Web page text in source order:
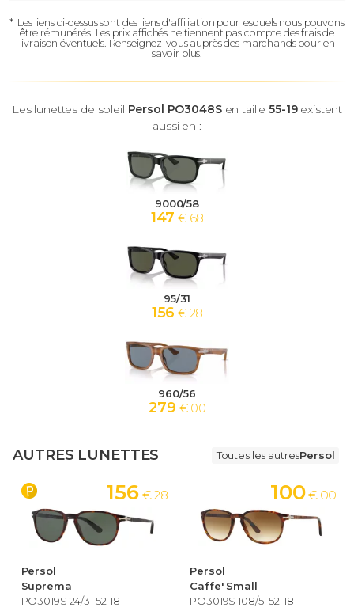
* Les liens ci-dessus sont des liens d'affiliation pour lesquels nous pouvons
être rémunérés. Les prix affichés ne tiennent pas compte des frais de
livraison éventuels. Renseignez-vous auprès des marchands pour en
savoir plus.
Les lunettes de soleil Persol PO3048Sen taille55-19existent
aussi en :
9000/58
147 € 68
95/31
156 € 28
960/56
279 € 00
AUTRES LUNETTES Toutes les autresPersol
Persol
Suprema
PO3019S 24/31 52-18
156 € 28
Persol
Caffe' Small
PO3019S 108/51 52-18
100 € 00